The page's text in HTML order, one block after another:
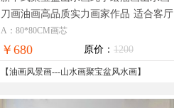
刀画油画高品质实力画家作品 适合客厅
玄关的风水山水画油画
A：80*80CM画芯
￥680 原价： 1200
【油画风景画---山水画聚宝盆风水画】